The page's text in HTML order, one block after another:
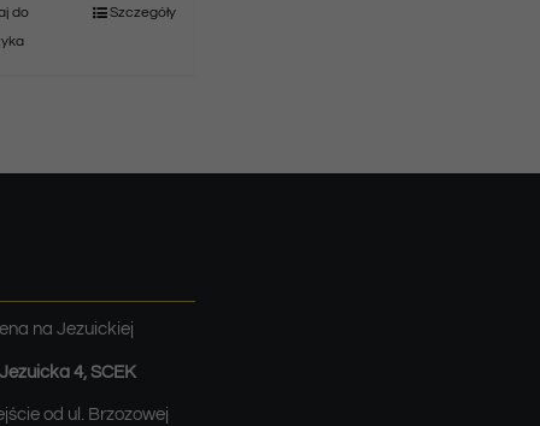
do
Szczegóły
na Jezuickiej
4, SCEK
od ul. Brzozowej